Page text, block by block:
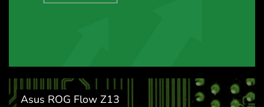
Asus ROG Flow Z13